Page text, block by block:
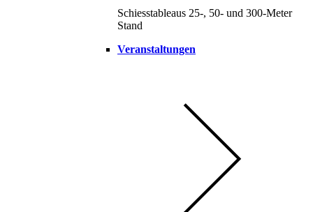
Schiesstableaus 25-, 50- und 300-Meter
Stand
Veranstaltungen